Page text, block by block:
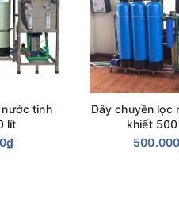
nước tinh
lít
Dây chuyền lọc
khiết